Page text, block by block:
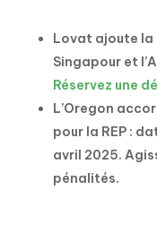
Lovat ajoute la
Singapour et
Réservez une
L’Oregon
pour la REP :
avril 2025.
pénalités.